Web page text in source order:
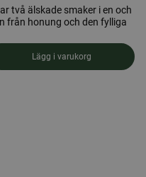
två älskade smaker i en och
från honung och den fylliga
Karameller 100gr
Lägg i varukorg